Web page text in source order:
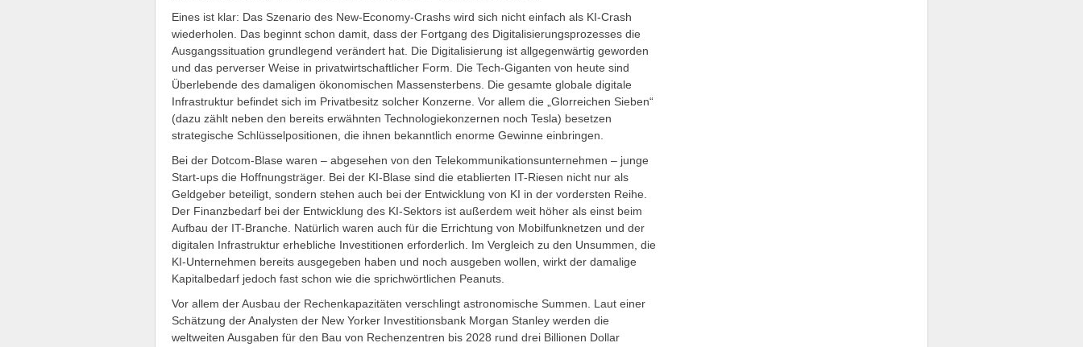
Eines ist klar: Das Szenario des New-Economy-Crashs wird sich nicht einfach als KI-Crash
wiederholen. Das beginnt schon damit, dass der Fortgang des Digitalisierungsprozesses die
Ausgangssituation grundlegend verändert hat. Die Digitalisierung ist allgegenwärtig geworden
und das perverser Weise in privatwirtschaftlicher Form. Die Tech-Giganten von heute sind
Überlebende des damaligen ökonomischen Massensterbens. Die gesamte globale digitale
Infrastruktur befindet sich im Privatbesitz solcher Konzerne. Vor allem die „Glorreichen Sieben“
(dazu zählt neben den bereits erwähnten Technologiekonzernen noch Tesla) besetzen
strategische Schlüsselpositionen, die ihnen bekanntlich enorme Gewinne einbringen.
Bei der Dotcom-Blase waren – abgesehen von den Telekommunikationsunternehmen – junge
Start-ups die Hoffnungsträger. Bei der KI-Blase sind die etablierten IT-Riesen nicht nur als
Geldgeber beteiligt, sondern stehen auch bei der Entwicklung von KI in der vordersten Reihe.
Der Finanzbedarf bei der Entwicklung des KI-Sektors ist außerdem weit höher als einst beim
Aufbau der IT-Branche. Natürlich waren auch für die Errichtung von Mobilfunknetzen und der
digitalen Infrastruktur erhebliche Investitionen erforderlich. Im Vergleich zu den Unsummen, die
KI-Unternehmen bereits ausgegeben haben und noch ausgeben wollen, wirkt der damalige
Kapitalbedarf jedoch fast schon wie die sprichwörtlichen Peanuts.
Vor allem der Ausbau der Rechenkapazitäten verschlingt astronomische Summen. Laut einer
Schätzung der Analysten der New Yorker Investitionsbank Morgan Stanley werden die
weltweiten Ausgaben für den Bau von Rechenzentren bis 2028 rund drei Billionen Dollar